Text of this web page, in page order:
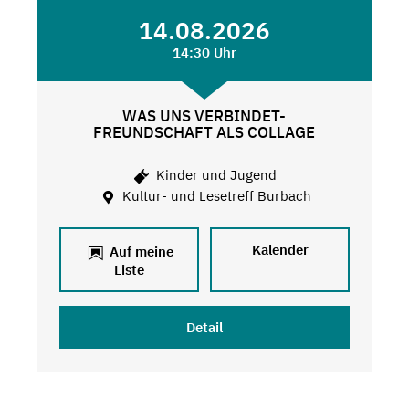
14.08.2026
14:30 Uhr
WAS UNS VERBINDET-
FREUNDSCHAFT ALS COLLAGE
Kinder und Jugend
Kultur- und Lesetreff Burbach
Auf meine
Liste
Kalender
Detail